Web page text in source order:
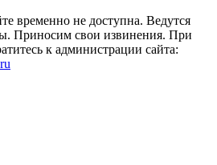
временно не доступна. Ведутся
Приносим свои извинения. При
к администрации сайта: